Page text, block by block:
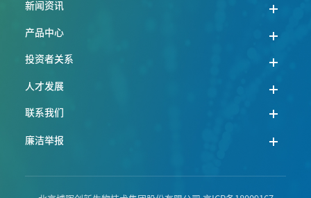
新闻资讯
产品中心
投资者关系
人才发展
联系我们
廉洁举报